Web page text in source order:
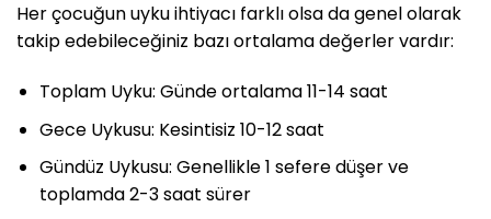
Her çocuğun uyku ihtiyacı farklı olsa da genel olarak
takip edebileceğiniz bazı ortalama değerler vardır:
Toplam Uyku: Günde ortalama 11-14 saat
Gece Uykusu: Kesintisiz 10-12 saat
Gündüz Uykusu: Genellikle 1 sefere düşer ve
toplamda 2-3 saat sürer